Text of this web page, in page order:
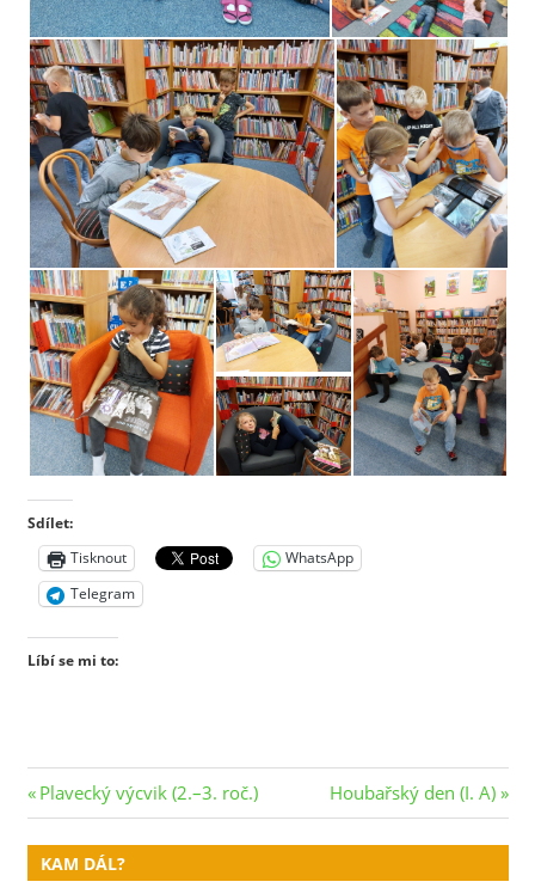
Sdílet:
Tisknout
WhatsApp
Telegram
Líbí se mi to:
Navigace
pro
Previous
Post:
Plavecký výcvik (2.–3. roč.)
Next
Post:
Houbařský den (I. A)
KAM DÁL?